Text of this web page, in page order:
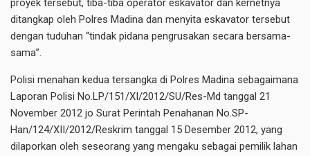
proyek tersebut, tiba-tiba operator eskavator dan kernetnya
ditangkap oleh Polres Madina dan menyita eskavator tersebut
dengan tuduhan “tindak pidana pengrusakan secara bersama-
sama”.
Polisi menahan kedua tersangka di Polres Madina sebagaimana
Laporan Polisi No.LP/151/XI/2012/SU/Res-Md tanggal 21
November 2012 jo Surat Perintah Penahanan No.SP-
Han/124/XII/2012/Reskrim tanggal 15 Desember 2012, yang
dilaporkan oleh seseorang yang mengaku sebagai pemilik lahan